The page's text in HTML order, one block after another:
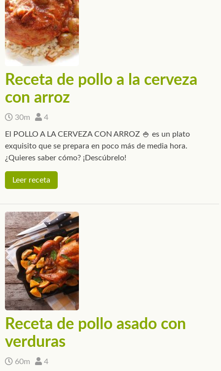
Receta de pollo a la cerveza
con arroz
30m 4
El POLLO A LA CERVEZA CON ARROZ 🍚 es un plato
exquisito que se prepara en poco más de media hora.
¿Quieres saber cómo? ¡Descúbrelo!
Leer receta
Receta de pollo asado con
verduras
60m 4